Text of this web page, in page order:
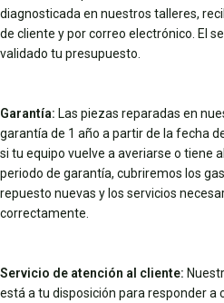
diagnosticada en nuestros talleres,
de cliente y por correo electrónico. El
validado tu presupuesto.
Garantía: Las piezas reparadas en
garantía de 1 año a partir de la fecha
si tu equipo vuelve a averiarse o tiene
periodo de garantía, cubriremos los
repuesto nuevas y los servicios
correctamente.
Servicio de atención al cliente:
está a tu disposición para responder a